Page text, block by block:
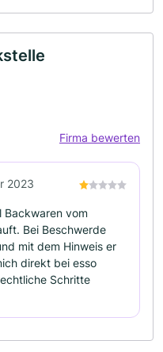
Firma bewerten
2023
Backwaren vom
Bei Beschwerde
mit dem Hinweis er
direkt bei esso
Schritte